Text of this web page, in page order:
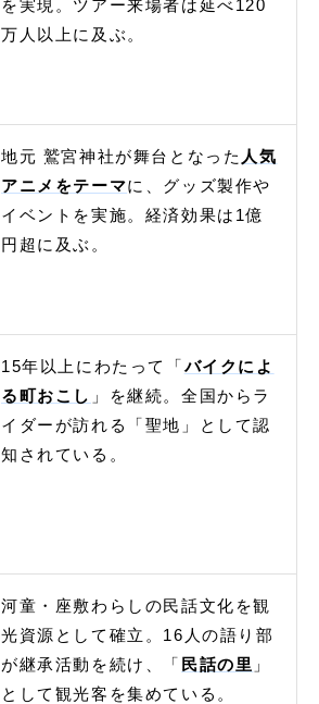
を実現。ツアー来場者は延べ120
万人以上に及ぶ。
地元 鷲宮神社が舞台となった 人気
アニメをテーマに、グッズ製作や
イベントを実施。経済効果は1億
円超に及ぶ。
15年以上にわたって「バイクによ
る町おこし 」を継続。全国からラ
イダーが訪れる「聖地」として認
知されている。
河童・座敷わらしの民話文化を観
光資源として確立。16人の語り部
が継承活動を続け、「 民話の里 」
として観光客を集めている。